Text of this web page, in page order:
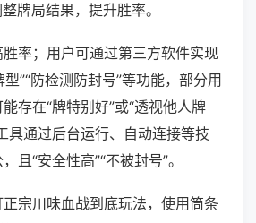
牌局结果，提升胜率。
率；用户可通过第三方软件实现
型”“防检测防封号”等功能，部分用
存在“牌特别好”或“透视他人牌
具通过后台运行、自动连接等技
且“安全性高”“不被封号”。
宗川味血战到底玩法，使用筒条